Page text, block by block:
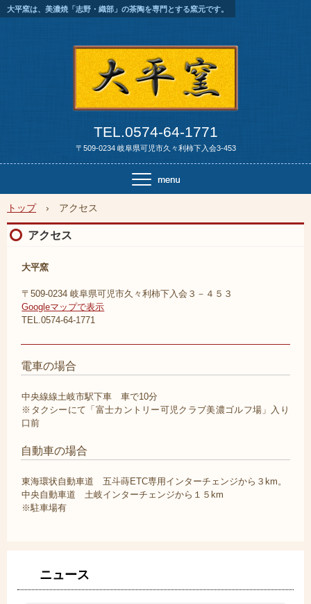
大平窯は、美濃焼「志野・織部」の茶陶を専門とする窯元です。
TEL.0574-64-1771
〒509-0234 岐阜県可児市久々利柿下入会3-453
トップ › アクセス
アクセス
大平窯
〒509-0234 岐阜県可児市久々利柿下入会３－４５３
Googleマップで表示
TEL.0574-64-1771
電車の場合
中央線線土岐市駅下車 車で10分
※タクシーにて「富士カントリー可児クラブ美濃ゴルフ場」入り
口前
自動車の場合
東海環状自動車道 五斗蒔ETC専用インターチェンジから３km。
中央自動車道 土岐インターチェンジから１５km
※駐車場有
ニュース